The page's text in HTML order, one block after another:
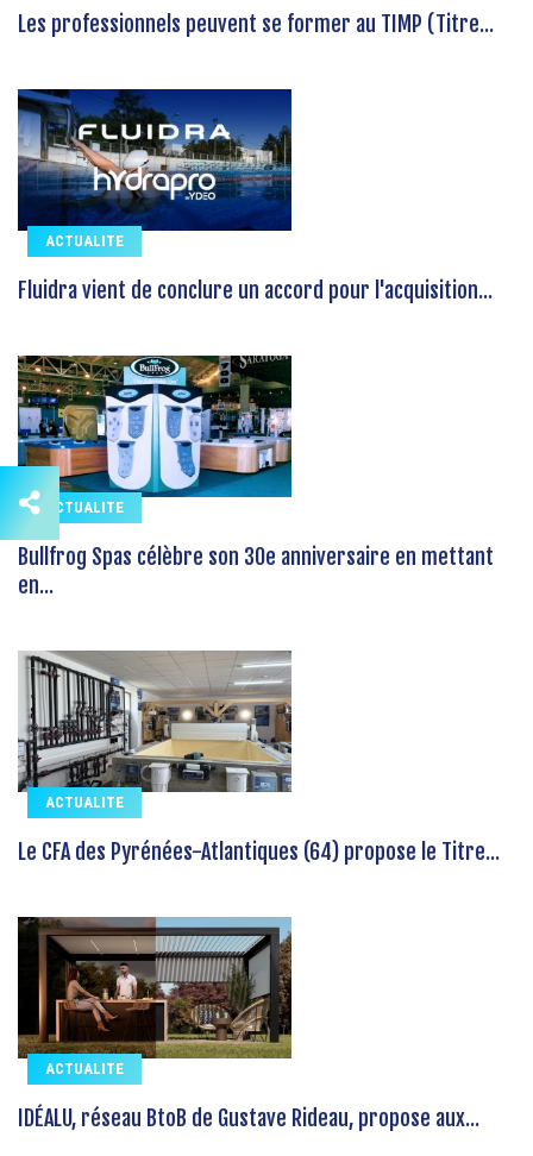
Les professionnels peuvent se former au TIMP (Titre...
ACTUALITE
Fluidra vient de conclure un accord pour l'acquisition...
ACTUALITE
Bullfrog Spas célèbre son 30e anniversaire en mettant
en...
ACTUALITE
Le CFA des Pyrénées-Atlantiques (64) propose le Titre...
ACTUALITE
IDÉALU, réseau BtoB de Gustave Rideau, propose aux...